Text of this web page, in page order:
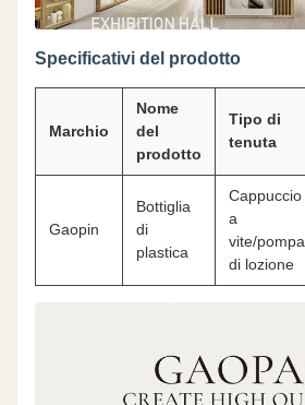
Specificativi del prodotto
Marchio
Nome
del
prodotto
Tipo di
tenuta
Gaopin
Bottiglia
di
plastica
Cappuccio
a
vite/pompa
di lozione